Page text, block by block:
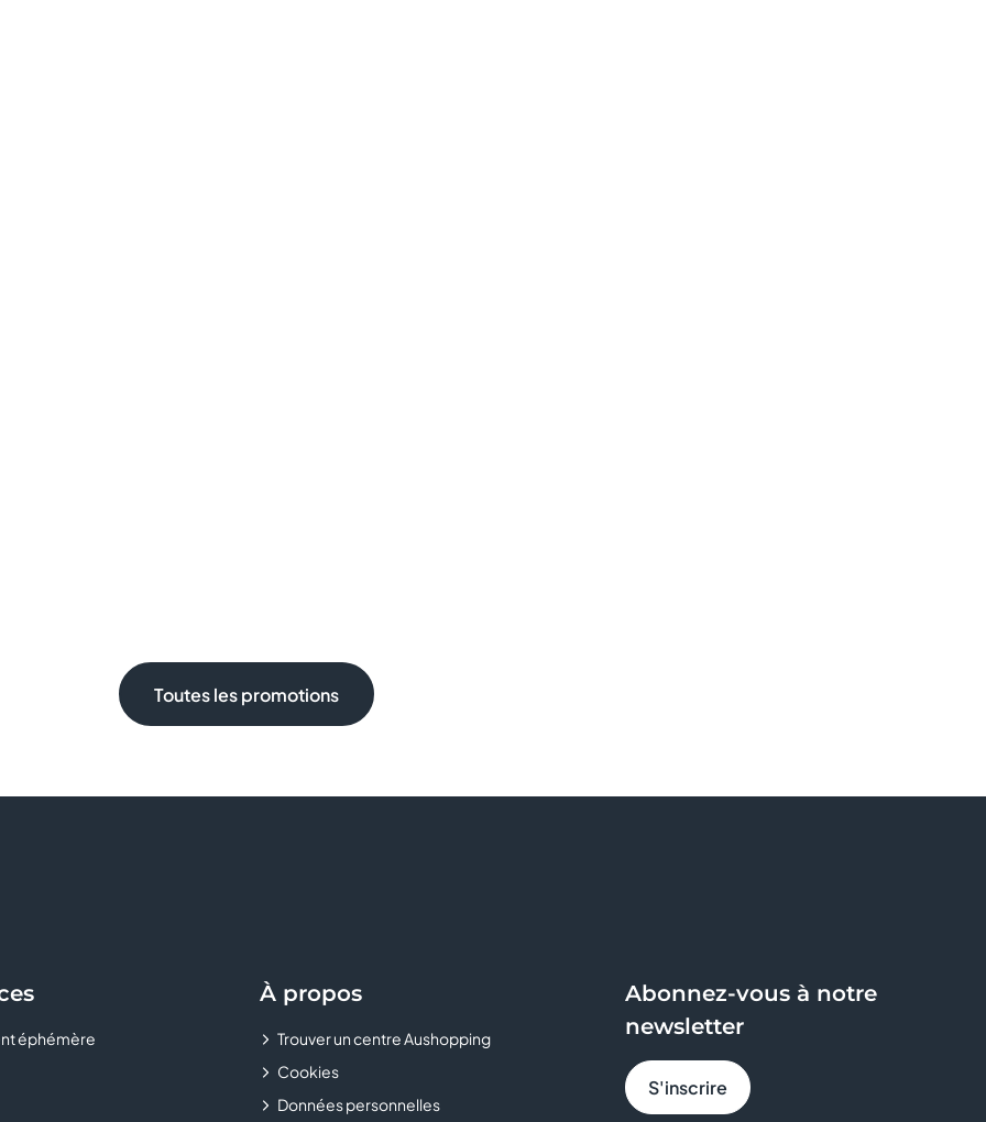
Toutes les promotions
éphémère
À propos
Trouver un centre Aushopping
Cookies
Données personnelles
Abonnez-vous à notre
newsletter
S'inscrire